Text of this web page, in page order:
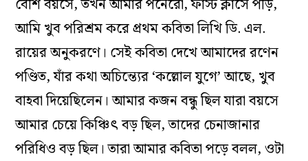
বেশি বয়সে, তখন আমার পনেরো, ফার্স্ট ক্লাসে পড়ি,
আমি খুব পরিশ্রম করে প্রথম কবিতা লিখি ডি. এল.
রায়ের অনুকরণে। সেই কবিতা দেখে আমাদের রণেন
পণ্ডিত, যাঁর কথা অচিন্ত্যের ‘কল্লোল যুগে’ আছে, খুব
বাহবা দিয়েছিলেন। আমার কজন বন্ধু ছিল যারা বয়সে
আমার চেয়ে কিঞ্চিৎ বড় ছিল, তাদের চেনাজানার
পরিধিও বড় ছিল। তারা আমার কবিতা পড়ে বলল, ওটা